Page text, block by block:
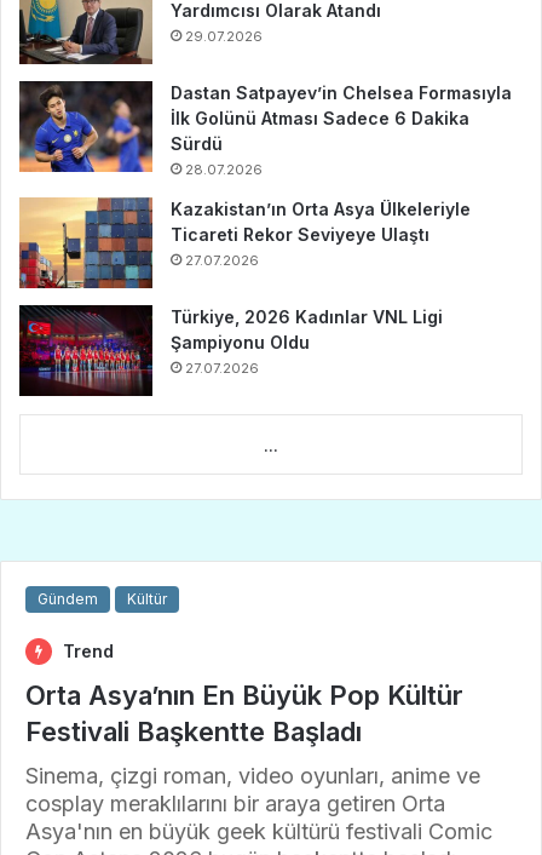
Yardımcısı Olarak Atandı
29.07.2026
Dastan Satpayev’in Chelsea Formasıyla
İlk Golünü Atması Sadece 6 Dakika
Sürdü
28.07.2026
Kazakistan’ın Orta Asya Ülkeleriyle
Ticareti Rekor Seviyeye Ulaştı
27.07.2026
Türkiye, 2026 Kadınlar VNL Ligi
Şampiyonu Oldu
27.07.2026
...